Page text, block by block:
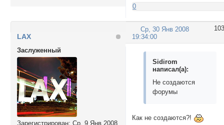
0
103
Ср, 30 Янв 2008
19:34:00
LAX
Заслуженный
Зарегистрирован: Ср, 9 Янв 2008
Sidirom
написал(а):
Не создаются
форумы
Как не создаются?!